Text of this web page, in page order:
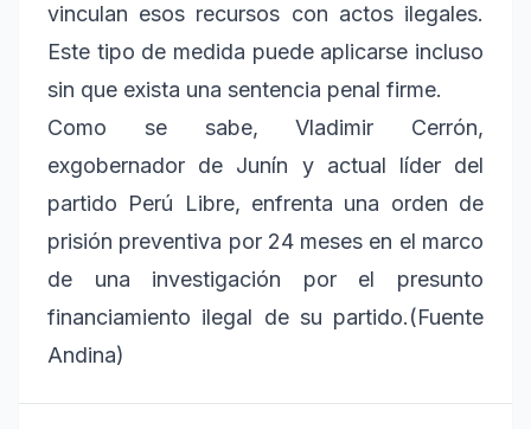
vinculan esos recursos con actos ilegales.
Este tipo de medida puede aplicarse incluso
sin que exista una sentencia penal firme.
Como se sabe, Vladimir Cerrón,
exgobernador de Junín y actual líder del
partido Perú Libre, enfrenta una orden de
prisión preventiva por 24 meses en el marco
de una investigación por el presunto
financiamiento ilegal de su partido.(Fuente
Andina)